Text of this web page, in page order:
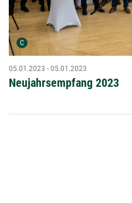
C Urheber der Grafik:
Neujahrsempfang 2023
05.01.2023 - 05.01.2023